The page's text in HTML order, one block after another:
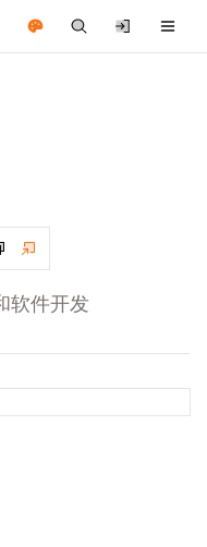
软件开发